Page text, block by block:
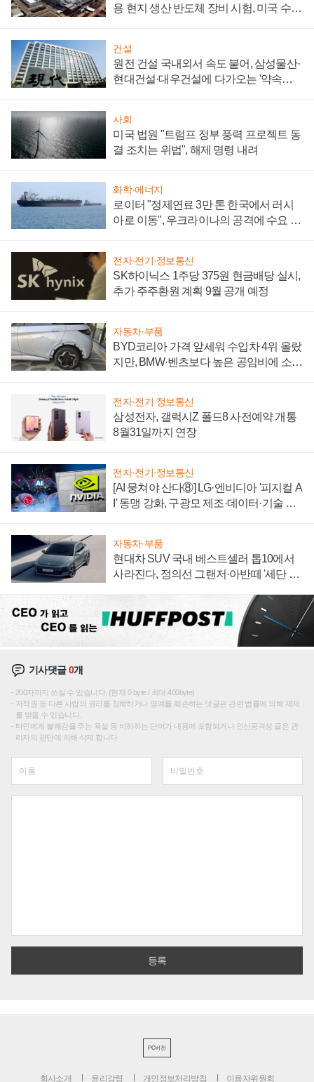
용 현지 생산 반도체 장비 시험, 미국 수출
건설
원전 건설 국내외서 속도 붙어, 삼성물산·
현대건설·대우건설에 다가오는 '약속의
사회
미국 법원 "트럼프 정부 풍력 프로젝트 동
결 조치는 위법", 해제 명령 내려
화학·에너지
로이터 "정제연료 3만 톤 한국에서 러시
아로 이동", 우크라이나의 공격에 수요 늘
전자·전기·정보통신
SK하이닉스 1주당 375원 현금배당 실시,
추가 주주환원 계획 9월 공개 예정
자동차·부품
BYD코리아 가격 앞세워 수입차 4위 올랐
지만, BMW·벤츠보다 높은 공임비에 소비
전자·전기·정보통신
삼성전자, 갤럭시Z 폴드8 사전예약 개통
8월31일까지 연장
전자·전기·정보통신
[AI 뭉쳐야 산다⑧] LG·엔비디아 '피지컬 A
I' 동맹 강화, 구광모 제조·데이터·기술 결
자동차·부품
현대차 SUV 국내 베스트셀러 톱10에서
사라진다, 정의선 그랜저·아반떼 '세단 쌍
기사댓글0개
200자까지 쓰실 수 있습니다. (현재 0 byte / 최대 400byte)
저작권 등 다른 사람의 권리를 침해하거나 명예를 훼손하는 댓글은 관련 법률에 의해 제재
를 받을 수 있습니다.
타인에게 불쾌감을 주는 욕설 등 비하하는 단어가 내용에 포함되거나 인신공격성 글은 관
리자의 판단에 의해 삭제 합니다.
PC버전
회사소개 윤리강령 개인정보처리방침 이용자위원회